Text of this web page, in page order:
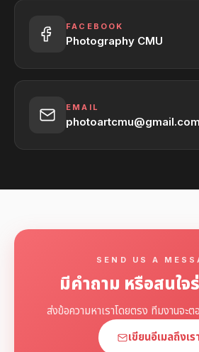
FACEBOOK
Photography CMU
EMAIL
photoartcmu@gmail.com
SEND US A
มีคำถาม หรือสนใจ
ส่งข้อความหาเราโดยตรง ทีมงานจะต
เขียนอีเมลถึงเร